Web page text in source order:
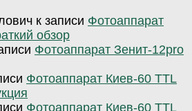
к записи Фотоаппарат
обзор
Фотоаппарат Зенит-12pro
Фотоаппарат Киев-60 TTL
Фотоаппарат Киев-60 TTL